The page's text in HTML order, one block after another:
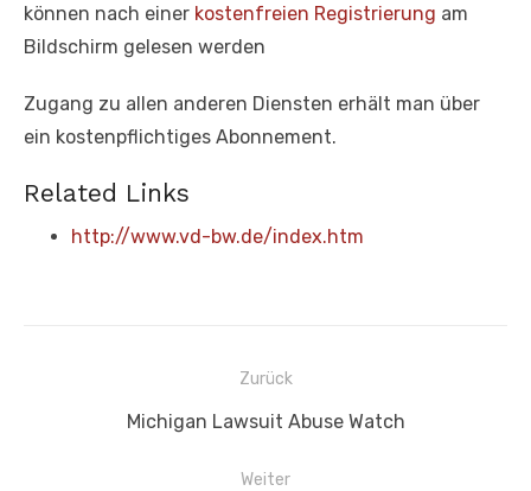
können nach einer kostenfreien Registrierung am
Bildschirm gelesen werden
Zugang zu allen anderen Diensten erhält man über
ein kostenpflichtiges Abonnement.
Related Links
http://www.vd-bw.de/index.htm
Beitragsnavigation
Zurück
Vorheriger
Michigan Lawsuit Abuse Watch
Weiter